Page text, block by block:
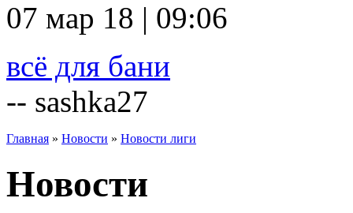
07 мар 18 | 09:06
всё для бани
-- sashka27
Главная » Новости » Новости лиги
Новости